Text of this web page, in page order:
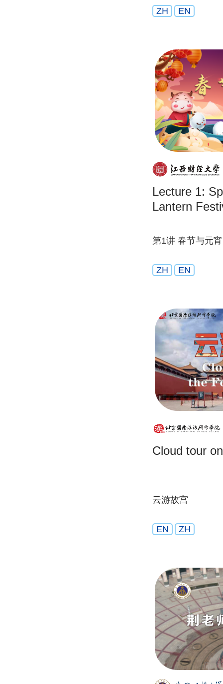
ZH EN
Lecture 1:
Lantern
第1讲 春节与元宵
ZH EN
Cloud tour
云游故宫
EN ZH